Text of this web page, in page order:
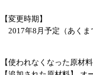
【変更時期】
2017年8月予定（あくま
【使われなくなった原材